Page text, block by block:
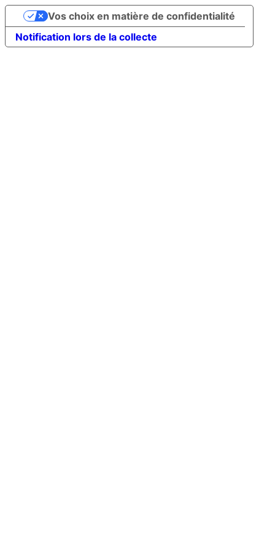
Notification lors de la collecte
Vos choix en matière de confidentialité